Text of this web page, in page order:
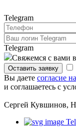
Telegram
Telegram
Свяжемся с вами
Оставить заявку
Вы даете согласие
и соглашаетесь с
Сергей Кувшинов,